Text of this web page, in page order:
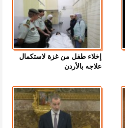
إخلاء طفل من غزة لاستكمال
علاجه بالأردن